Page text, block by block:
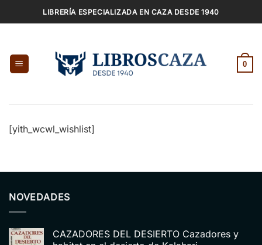
al
LIBRERÍA ESPECIALIZADA EN CAZA DESDE 1940
0
[yith_wcwl_wishlist]
NOVEDADES
CAZADORES DEL DESIERTO Cazadores y